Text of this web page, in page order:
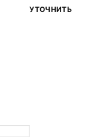
УТОЧНИТЬ